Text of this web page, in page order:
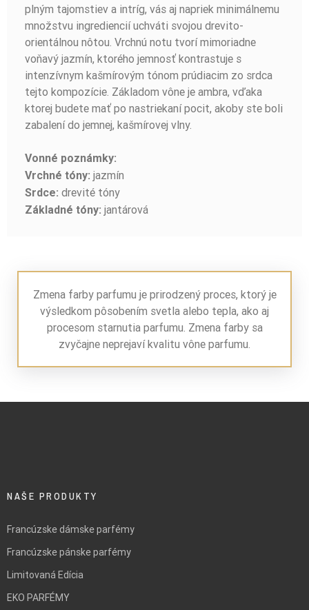
plným tajomstiev a intríg, vás aj napriek minimálnemu
množstvu ingrediencií uchváti svojou drevito-
orientálnou nôtou. Vrchnú notu tvorí mimoriadne
voňavý jazmín, ktorého jemnosť kontrastuje s
intenzívnym kašmírovým tónom prúdiacim zo srdca
tejto kompozície. Základom vône je ambra, vďaka
ktorej budete mať po nastriekaní pocit, akoby ste boli
zabalení do jemnej, kašmírovej vlny.
Vonné poznámky:
Vrchné tóny: jazmín
Srdce: drevité tóny
Základné tóny: jantárová
Zmena farby parfumu je prirodzený proces, ktorý je
výsledkom pôsobením svetla alebo tepla, ako aj
procesom starnutia parfumu. Zmena farby sa
zvyčajne neprejaví kvalitu vône parfumu.
NAŠE PRODUKTY
Francúzske dámske parfémy
Francúzske pánske parfémy
Limitovaná Edícia
EKO PARFÉMY